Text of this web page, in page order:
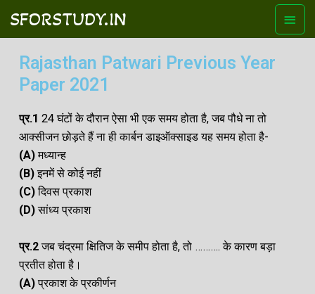
SFORSTUDY.IN
Rajasthan Patwari Previous Year
Paper 2021
प्र.1 24 घंटों के दौरान ऐसा भी एक समय होता है, जब पौधे ना तो
आक्सीजन छोड़ते हैं ना ही कार्बन डाइऑक्साइड यह समय होता है-
(A)मध्यान्ह
(B)इनमें से कोई नहीं
(C)दिवस प्रकाश
(D)सांध्य प्रकाश
प्र.2जब चंद्रमा क्षितिज के समीप होता है, तो ………. के कारण बड़ा
प्रतीत होता है।
(A)प्रकाश के प्रकीर्णन